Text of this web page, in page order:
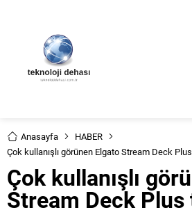
Anasayfa
HABER
Çok kullanışlı görünen Elgato Stream Deck Plus
Çok kullanışlı
Stream Deck Plus